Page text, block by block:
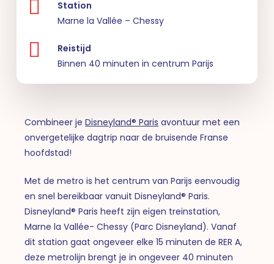
Station
Marne la Vallée – Chessy
Reistijd
Binnen 40 minuten in centrum Parijs
Combineer jeDisneyland® Paris avontuur met een
onvergetelijke dagtrip naar de bruisende Franse
hoofdstad!
Met de metro is het centrum van Parijs eenvoudig
en snel bereikbaar vanuit Disneyland® Paris.
Disneyland® Paris heeft zijn eigen treinstation,
Marne la Vallée- Chessy (Parc Disneyland). Vanaf
dit station gaat ongeveer elke 15 minuten de RER A,
deze metrolijn brengt je in ongeveer 40 minuten